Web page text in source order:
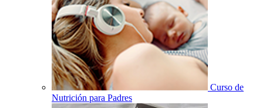
Curso de
Nutrición para Padres